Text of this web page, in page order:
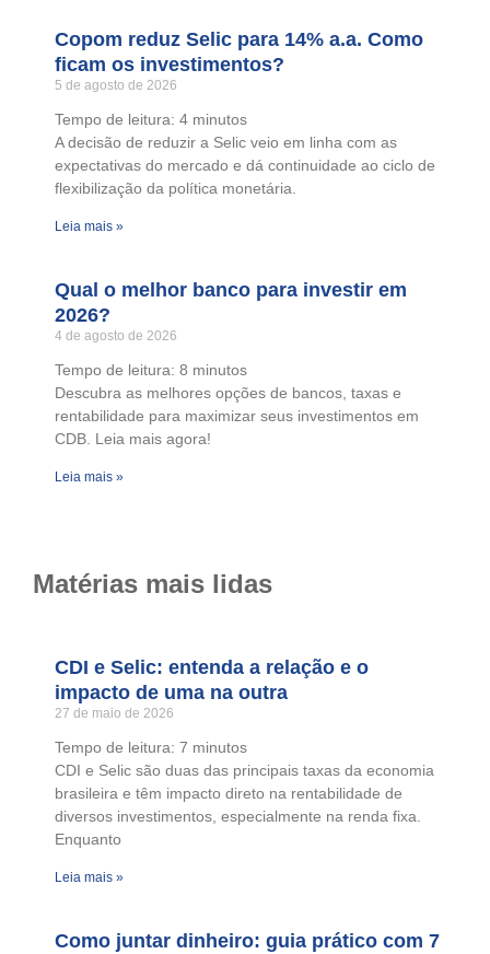
Copom reduz Selic para 14% a.a. Como
ficam os investimentos?
5 de agosto de 2026
Tempo de leitura: 4 minutos
A decisão de reduzir a Selic veio em linha com as
expectativas do mercado e dá continuidade ao ciclo de
flexibilização da política monetária.
Leia mais »
Qual o melhor banco para investir em
2026?
4 de agosto de 2026
Tempo de leitura: 8 minutos
Descubra as melhores opções de bancos, taxas e
rentabilidade para maximizar seus investimentos em
CDB. Leia mais agora!
Leia mais »
Matérias mais lidas
CDI e Selic: entenda a relação e o
impacto de uma na outra
27 de maio de 2026
Tempo de leitura: 7 minutos
CDI e Selic são duas das principais taxas da economia
brasileira e têm impacto direto na rentabilidade de
diversos investimentos, especialmente na renda fixa.
Enquanto
Leia mais »
Como juntar dinheiro: guia prático com 7